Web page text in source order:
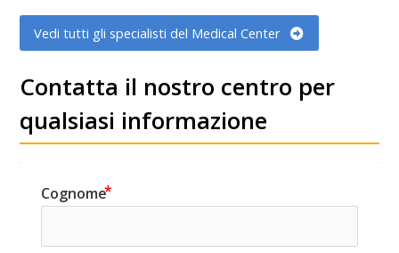
Vedi tutti gli specialisti del Medical Center
Contatta il nostro centro per
qualsiasi informazione
Cognome